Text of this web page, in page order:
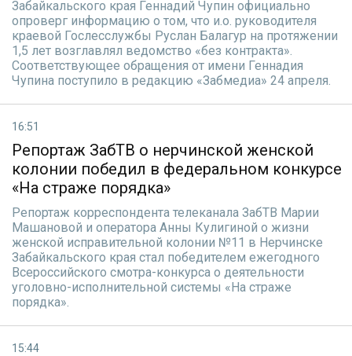
Забайкальского края Геннадий Чупин официально
опроверг информацию о том, что и.о. руководителя
краевой Гослесслужбы Руслан Балагур на протяжении
1,5 лет возглавлял ведомство «без контракта».
Соответствующее обращения от имени Геннадия
Чупина поступило в редакцию «Забмедиа» 24 апреля.
16:51
Репортаж ЗабТВ о нерчинской женской
колонии победил в федеральном конкурсе
«На страже порядка»
Репортаж корреспондента телеканала ЗабТВ Марии
Машановой и оператора Анны Кулигиной о жизни
женской исправительной колонии №11 в Нерчинске
Забайкальского края стал победителем ежегодного
Всероссийского смотра-конкурса о деятельности
уголовно-исполнительной системы «На страже
порядка».
15:44